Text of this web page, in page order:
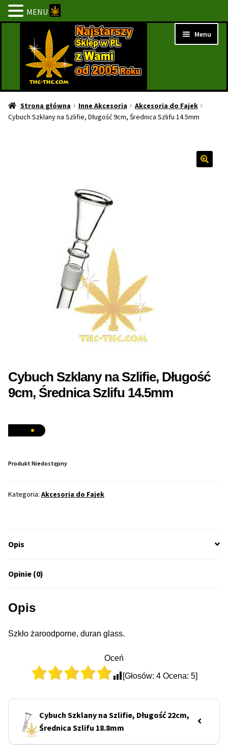
nawigacji
treści
Menu
Strona Główna
NAJLEPSZE OKAZJE
PROMOCJA TYGODNIA
Dla Początkujących
Półautomaty Outdoor
Automaty XXL
Pełnosezonowe XXL
Przewaga Sativa
100% Sativa
50% Indica i 50% Sativa
Mix Paczki i Zestawy
Strona główna Inne Akcesoria
Akcesoria do Fajek
Cybuch Szklany na Szlifie, Długość 9cm, Średnica Szlifu 14.5mm
Cybuch Szklany na Szlifie, Długość
9cm, Średnica Szlifu 14.5mm
Produkt Niedostępny
Kategoria: Akcesoria do Fajek
Opis
Opinie (0)
Opis
Szkło żaroodporne, duran glass.
Oceń
[Głosów: 4Ocena: 5]
Cybuch Szklany na Szlifie, Długość 22cm,
Średnica Szlifu 18.8mm
MENU